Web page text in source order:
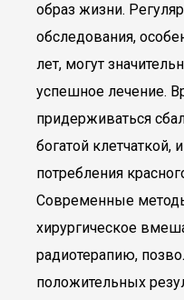
образ жизни.
обследования,
лет, могут
успешное лечение.
придерживаться
богатой клетчаткой,
потребления
Современные
хирургическое
радиотерапию,
положительных